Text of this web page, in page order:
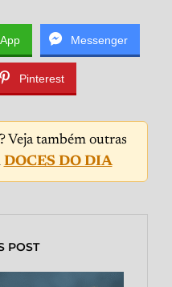
Messenger
Pinterest
Veja também outras
DOCES DO DIA
POST